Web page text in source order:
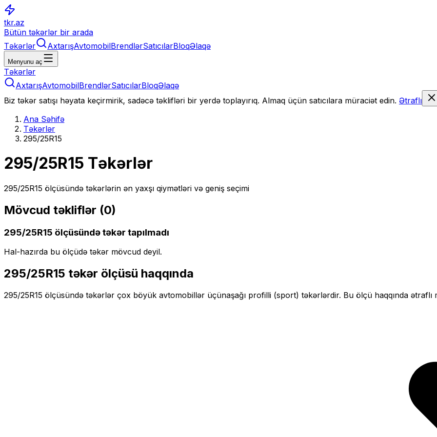
tkr.az
Bütün təkərlər bir arada
Təkərlər
AxtarışAvtomobilBrendlərSatıcılarBloqƏlaqə
Menyunu aç
Təkərlər
AxtarışAvtomobilBrendlərSatıcılarBloqƏlaqə
Biz təkər satışı həyata keçirmirik, sadəcə təklifləri bir yerdə toplayırıq. Almaq üçün satıcılara müraciət edin. Ətraflı
Ana Səhifə
Təkərlər
295/25R15
295/25R15 Təkərlər
295/25R15 ölçüsündə təkərlərin ən yaxşı qiymətləri və geniş seçimi
Mövcud təkliflər (0)
295/25R15 ölçüsündə təkər tapılmadı
Hal-hazırda bu ölçüdə təkər mövcud deyil.
295/25R15 təkər ölçüsü haqqında
295/25R15 ölçüsündə təkərlər çox böyük avtomobillər üçünaşağı profilli (sport) təkərlərdir. Bu ölçü haqqında ətraflı